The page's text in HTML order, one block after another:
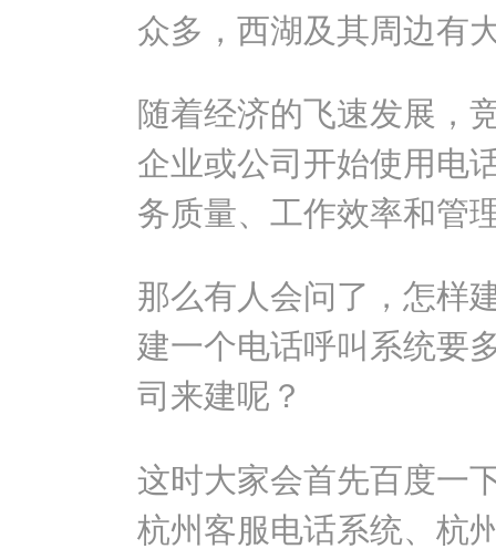
众多，西湖及其周边有
随着经济的飞速发展，
企业或公司开始使用电
务质量、工作效率和管
那么有人会问了，怎样
建一个电话呼叫系统要
司来建呢？
这时大家会首先百度一
杭州客服电话系统、杭